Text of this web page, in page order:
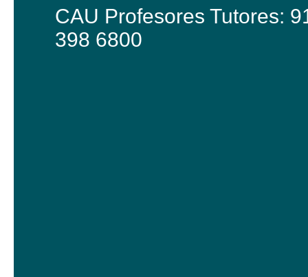
CAU Profesores Tutores:
398 6800